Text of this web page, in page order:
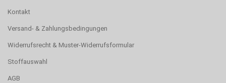
Kontakt
Versand- & Zahlungsbedingungen
Widerrufsrecht & Muster-Widerrufsformular
Stoffauswahl
AGB